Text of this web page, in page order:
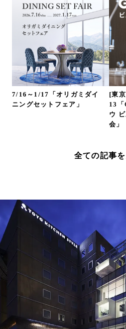
7/16～1/17「オリガミダイ
ニングセットフェア」
[東
13
ウ
会」
全ての記事